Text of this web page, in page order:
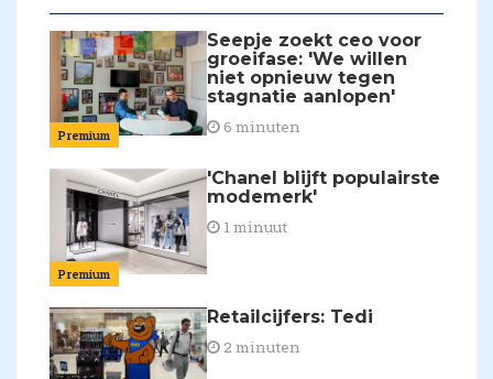
Premium
Seepje zoekt ceo voor
groeifase: 'We willen
niet opnieuw tegen
stagnatie aanlopen'
6 minuten
Premium
'Chanel blijft populairste
modemerk'
1 minuut
Retailcijfers: Tedi
2 minuten